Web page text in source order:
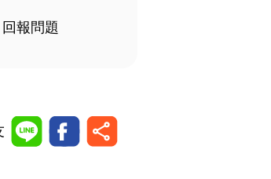
回報問題